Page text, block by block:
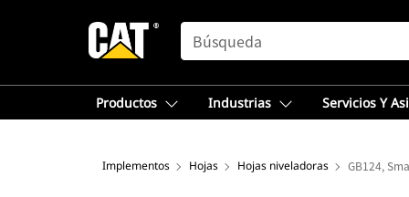
SEARCH
Productos Industrias Servicios Y
Implementos Hojas Hojas niveladoras GB124,